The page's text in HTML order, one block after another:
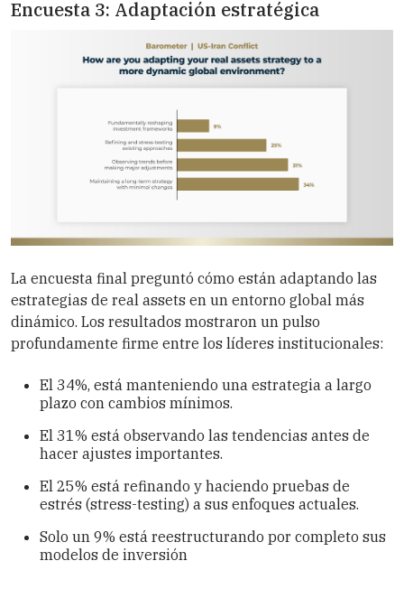
Encuesta 3: Adaptación estratégica
La encuesta final preguntó cómo están adaptando las
estrategias de real assets en un entorno global más
dinámico. Los resultados mostraron un pulso
profundamente firme entre los líderes institucionales:
El 34%, está manteniendo una estrategia a largo
plazo con cambios mínimos.
El 31% está observando las tendencias antes de
hacer ajustes importantes.
El 25% está refinando y haciendo pruebas de
estrés (stress-testing) a sus enfoques actuales.
Solo un 9% está reestructurando por completo sus
modelos de inversión